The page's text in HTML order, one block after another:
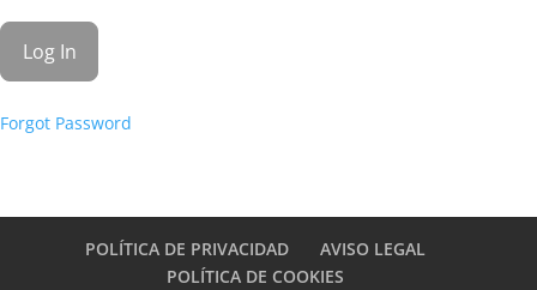
Forgot Password
POLÍTICA DE PRIVACIDAD
AVISO LEGAL
POLÍTICA DE COOKIES